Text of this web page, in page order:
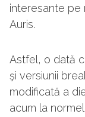
interesante pe
Auris.
Astfel, o dată
şi versiunii
modificată a
acum la